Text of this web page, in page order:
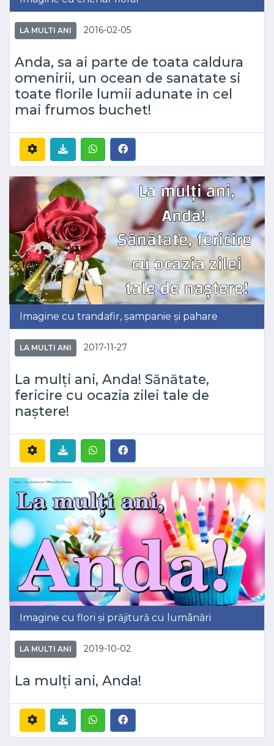
LA MULTI ANI 2016-02-05
Anda, sa ai parte de toata caldura
omenirii, un ocean de sanatate si
toate florile lumii adunate in cel
mai frumos buchet!
Imagine cu trandafir, șampanie și pahare
LA MULTI ANI 2017-11-27
La mulți ani, Anda! Sănătate,
fericire cu ocazia zilei tale de
naștere!
Imagine cu flori și prăjitură cu lumânări
LA MULTI ANI 2019-10-02
La mulți ani, Anda!